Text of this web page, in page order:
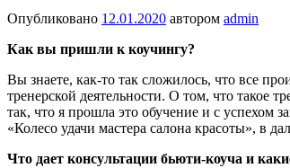
Опубликовано 12.01.2020 автором admin
Как вы пришли к коучингу?
Вы знаете, как-то так сложилось, что все
тренерской деятельности. О том, что такое
так, что я прошла это обучение и с успехом
«Колесо удачи мастера салона красоты», в
Что дает консультации бьюти-коуча и